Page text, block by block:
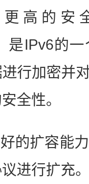
高的安
是IPv6的
行加密并
全性。
扩容能力
进行扩充